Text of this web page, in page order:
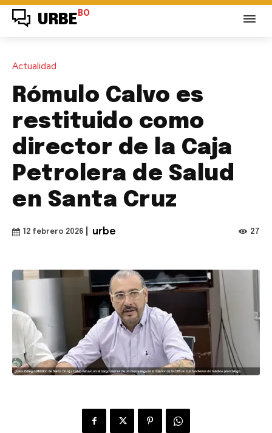
URBE BO
Actualidad
Rómulo Calvo es
restituido como
director de la Caja
Petrolera de Salud
en Santa Cruz
12 febrero 2026 urbe 27